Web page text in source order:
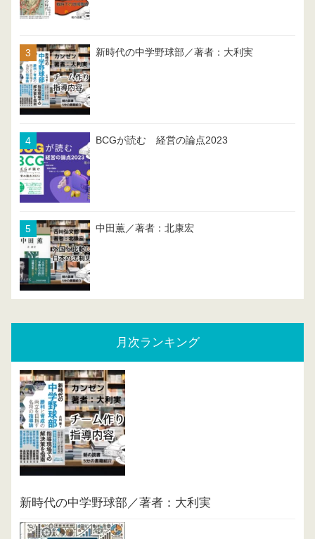
新時代の中学野球部／著者：大利実
BCGが読む 経営の論点2023
中田薫／著者：北康宏
月次ランキング
新時代の中学野球部／著者：大利実